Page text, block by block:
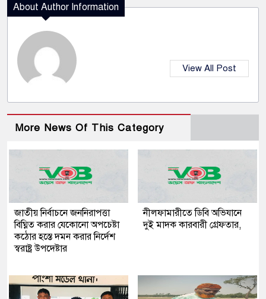
About Author Information
View All Post
More News Of This Category
জাতীয় নির্বাচনে জননিরাপত্তা
বিঘ্নিত করার যেকোনো অপচেষ্টা
কঠোর হস্তে দমন করার নির্দেশ
স্বরাষ্ট্র উপদেষ্টার
নীলফামারীতে ডিবি অভিযানে
দুই মাদক কারবারী গ্রেফতার,